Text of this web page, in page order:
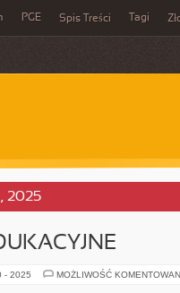
PGE Spis Treści Tagi
2025
- 2025 MOŻLIWOŚĆ